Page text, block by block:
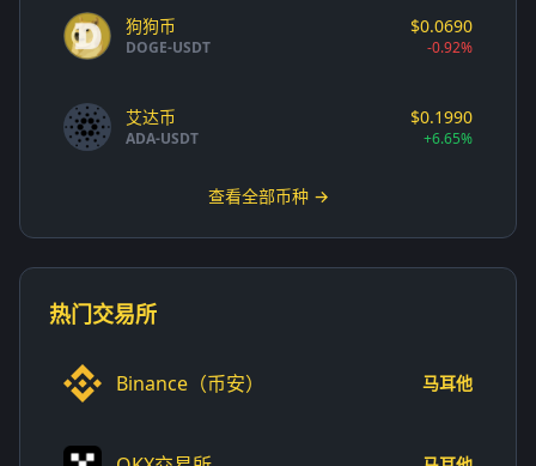
狗狗币
DOGE-USDT
$0.0690
-0.92%
艾达币
ADA-USDT
$0.1990
+6.65%
查看全部币种 →
热门交易所
Binance（币安） 马耳他